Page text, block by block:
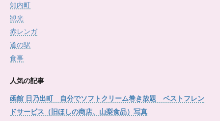
知内町
観光
赤レンガ
道の駅
食事
人気の記事
函館 日乃出町 自分でソフトクリーム巻き放題 ベストフレン
ドサービス（旧ほしの商店、山梨食品）写真